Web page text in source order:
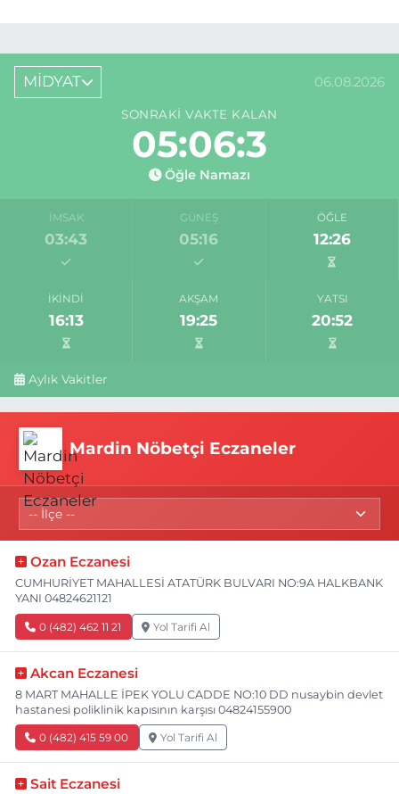
MİDYAT 06.08.2026
SONRAKI VAKTE KALAN
05:06:3
Öğle Namazı
İMSAK
03:43
GÜNEŞ
05:16
ÖĞLE
12:26
İKINDI
16:13
AKŞAM
19:25
YATSI
20:52
Aylık Vakitler
Mardin Nöbetçi Eczaneler
Ozan Eczanesi
CUMHURİYET MAHALLESİ ATATÜRK BULVARI NO:9A HALKBANK
YANI 04824621121
0 (482) 462 11 21 Yol Tarifi Al
Akcan Eczanesi
8 MART MAHALLE İPEK YOLU CADDE NO:10 DD nusaybin devlet
hastanesi poliklinik kapısının karşısı 04824155900
0 (482) 415 59 00 Yol Tarifi Al
Sait Eczanesi